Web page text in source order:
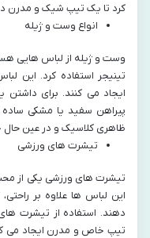
کرد تا یک تیپ شیک و مدرن
انواع وست و ژیله
وست و ژیله از لباس‌ هایی
تینیجر استفاده کرد. این
ایجاد می‌ کنند. برای
پیراهن سفید یا مشکی
ظاهری کلاسیک و در عین
تیشرت‌ های ورزشی
تیشرت‌ های ورزشی یکی از
این لباس‌ ها علاوه بر
دهند. استفاده از تیشرت‌
تیپ خاص و مدرن ایجاد می‌